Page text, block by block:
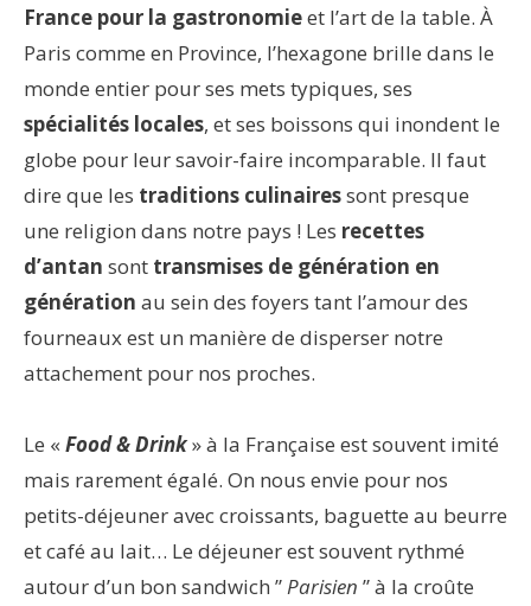
France pour la gastronomieet l’art de la table. À
Paris comme en Province, l’hexagone brille dans le
monde entier pour ses mets typiques, ses
spécialités locales, et ses boissons qui inondent le
globe pour leur savoir-faire incomparable. Il faut
dire que les traditions culinairessont presque
une religion dans notre pays ! Les recettes
d’antan sont transmises de génération en
génération au sein des foyers tant l’amour des
fourneaux est un manière de disperser notre
attachement pour nos proches.
Le « Food & Drink» à la Française est souvent imité
mais rarement égalé. On nous envie pour nos
petits-déjeuner avec croissants, baguette au beurre
et café au lait… Le déjeuner est souvent rythmé
autour d’un bon sandwich ”Parisien ” à la croûte